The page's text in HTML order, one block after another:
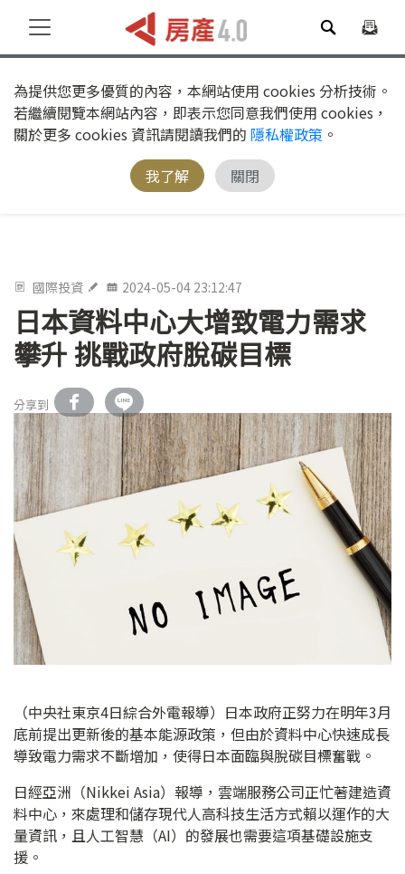
為提供您更多優質的內容，本網站使用 cookies 分析技術。
若繼續閱覽本網站內容，即表示您同意我們使用 cookies，
關於更多 cookies 資訊請閱讀我們的 隱私權政策 。
我了解
關閉
國際投資 2024-05-04 23:12:47
日本資料中心大增致電力需求
攀升 挑戰政府脫碳目標
分享到
（中央社東京4日綜合外電報導）日本政府正努力在明年3月
底前提出更新後的基本能源政策，但由於資料中心快速成長
導致電力需求不斷增加，使得日本面臨與脫碳目標奮戰。
日經亞洲（Nikkei Asia）報導，雲端服務公司正忙著建造資
料中心，來處理和儲存現代人高科技生活方式賴以運作的大
量資訊，且人工智慧（AI）的發展也需要這項基礎設施支
援。